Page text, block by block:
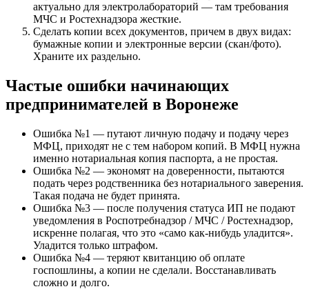
актуально для электролабораторий — там требования
МЧС и Ростехнадзора жесткие.
Сделать копии всех документов, причем в двух видах:
бумажные копии и электронные версии (скан/фото).
Храните их раздельно.
Частые ошибки начинающих
предпринимателей в Воронеже
Ошибка №1 — путают личную подачу и подачу через
МФЦ, приходят не с тем набором копий. В МФЦ нужна
именно нотариальная копия паспорта, а не простая.
Ошибка №2 — экономят на доверенности, пытаются
подать через родственника без нотариального заверения.
Такая подача не будет принята.
Ошибка №3 — после получения статуса ИП не подают
уведомления в Роспотребнадзор / МЧС / Ростехнадзор,
искренне полагая, что это «само как-нибудь уладится».
Уладится только штрафом.
Ошибка №4 — теряют квитанцию об оплате
госпошлины, а копии не сделали. Восстанавливать
сложно и долго.